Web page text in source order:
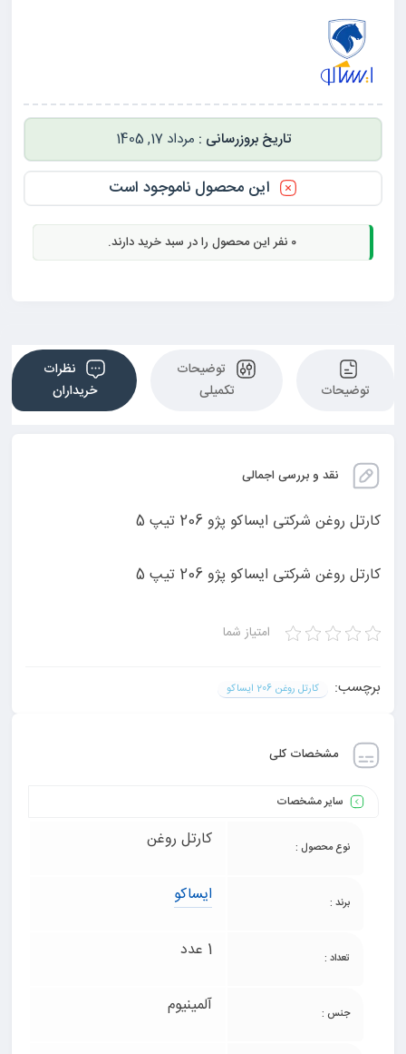
مرداد 17, 1405
این محصول ناموجود است
0 نفر این محصول را در سبد خرید دارند.
توضیحات
توضیحات
تکمیلی
نظرات
خریداران
نقد و بررسی اجمالی
کارتل روغن شرکتی ایساکو پژو 206 تیپ 5
کارتل روغن شرکتی ایساکو پژو 206 تیپ 5
امتیاز شما
برچسب: کارتل روغن 206 ایساکو
مشخصات کلی
سایر مشخصات
نوع محصول : کارتل روغن
برند : ایساکو
تعداد : 1 عدد
جنس : آلمینیوم